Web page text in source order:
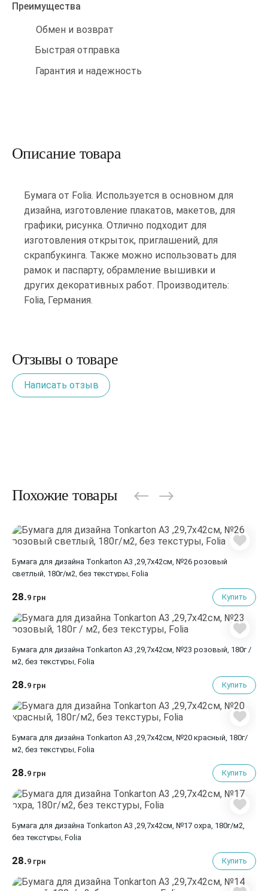
Преимущества
Обмен и возврат
Быстрая отправка
Гарантия и надежность
Описание товара
Бумага от Folia. Используется в основном для
дизайна, изготовление плакатов, макетов, для
графики, рисунка. Отлично подходит для
изготовления открыток, приглашений, для
скрапбукинга. Также можно использовать для
рамок и паспарту, обрамление вышивки и
других декоративных работ. Производитель:
Folia, Германия.
Отзывы о товаре
Написать отзыв
Похожие товары
Бумага для дизайна Tonkarton А3 ,29,7х42см, №26 розовый
светлый, 180г/м2, без текстуры, Folia
28.9 грн Купить
Бумага для дизайна Tonkarton А3 ,29,7х42см, №23 розовый, 180г /
м2, без текстуры, Folia
28.9 грн Купить
Бумага для дизайна Tonkarton А3 ,29,7х42см, №20 красный, 180г/
м2, без текстуры, Folia
28.9 грн Купить
Бумага для дизайна Tonkarton А3 ,29,7х42см, №17 охра, 180г/м2,
без текстуры, Folia
28.9 грн Купить